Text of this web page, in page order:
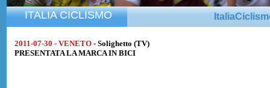
ITALIA CICLISMO
2011-07-30 - VENETO - Solighetto (TV)
PRESENTATA LA MARCA IN BICI